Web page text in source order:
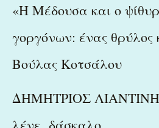
«Η Μέδουσα και ο
γοργόνων: ένας θρύλος
Βούλας Κοτσάλου
ΔΗΜΗΤΡΙΟΣ